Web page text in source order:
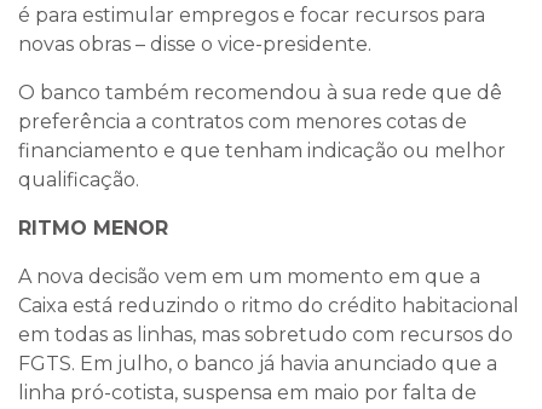
é para estimular empregos e focar recursos para
novas obras – disse o vice-presidente.
O banco também recomendou à sua rede que dê
preferência a contratos com menores cotas de
financiamento e que tenham indicação ou melhor
qualificação.
RITMO MENOR
A nova decisão vem em um momento em que a
Caixa está reduzindo o ritmo do crédito habitacional
em todas as linhas, mas sobretudo com recursos do
FGTS. Em julho, o banco já havia anunciado que a
linha pró-cotista, suspensa em maio por falta de